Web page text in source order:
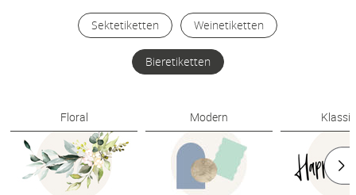
Sektetiketten Weinetiketten
Bieretiketten
Floral Modern